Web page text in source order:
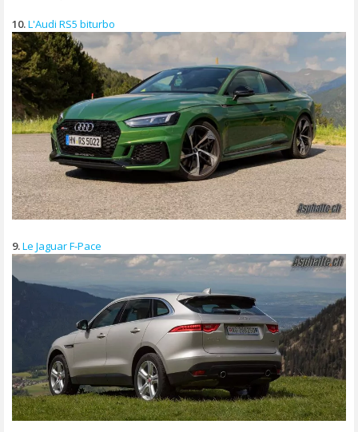
10.L'Audi RS5 biturbo
9.Le Jaguar F-Pace